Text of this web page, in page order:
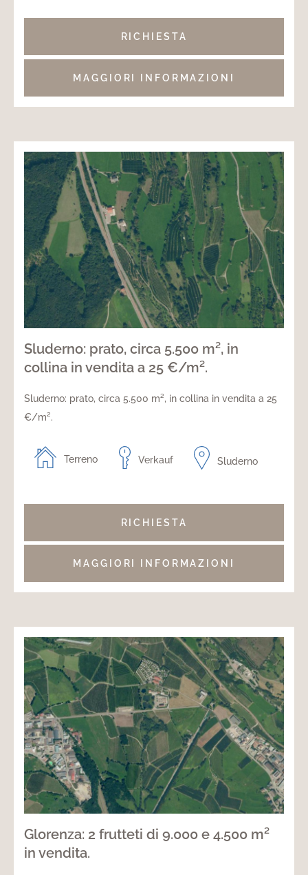
RICHIESTA
MAGGIORI INFORMAZIONI
Sluderno: prato, circa 5.500 m², in
collina in vendita a 25 €/m².
Sluderno: prato, circa 5.500 m², in collina in vendita a 25
€/m².
Terreno Verkauf Sluderno
RICHIESTA
MAGGIORI INFORMAZIONI
Glorenza: 2 frutteti di 9.000 e 4.500 m²
in vendita.